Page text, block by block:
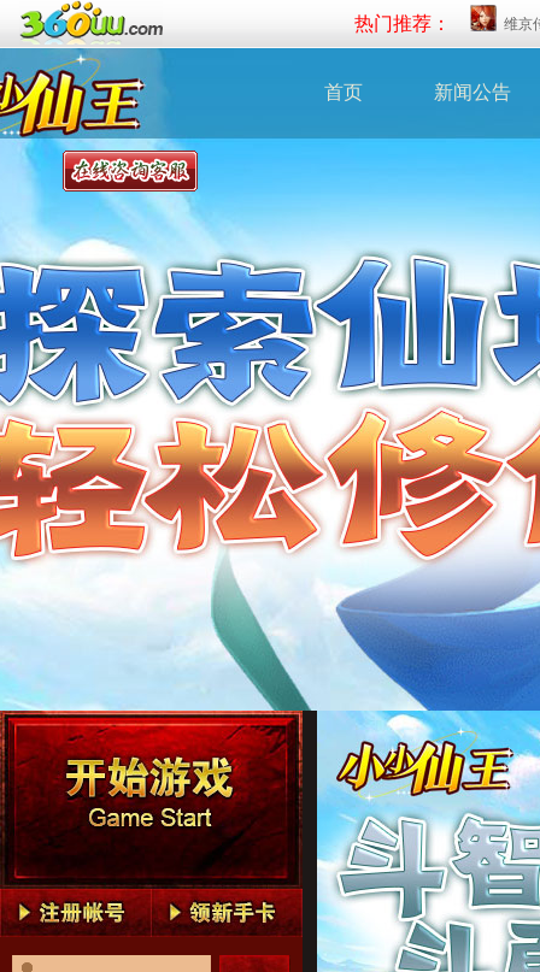
热门推荐： 维京
首页 新闻公告
小小仙王1
小小仙王1
小小仙王2
小小仙王2
小小仙王3
小小仙王3
小小仙王4
小小仙王4
小小仙王5
小小仙王5